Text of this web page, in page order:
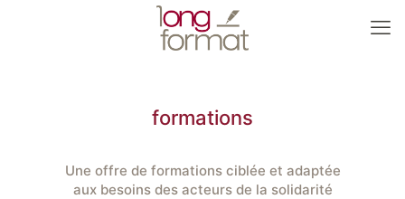
formations
Une offre de formations ciblée et adaptée
aux besoins des acteurs de la solidarité